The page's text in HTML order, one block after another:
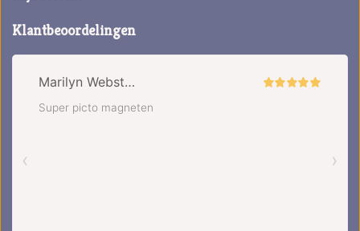
Klantbeoordelingen